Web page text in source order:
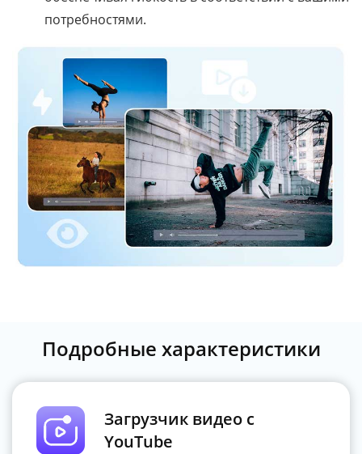
потребностями.
Подробные характеристики
Загрузчик видео с
YouTube